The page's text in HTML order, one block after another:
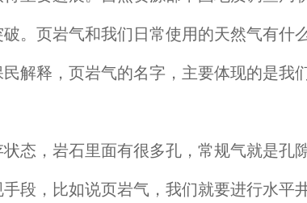
。页岩气和我们日常使用的天然气有
解释，页岩气的名字，主要体现的是
，岩石里面有很多孔，常规气就是孔
段，比如说页岩气，我们就要进行水